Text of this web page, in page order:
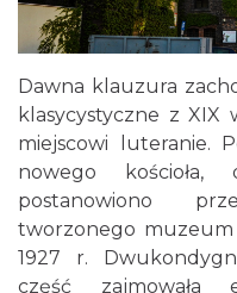
Dawna klauzura
klasycystyczne z XIX
miejscowi luteranie.
nowego kościoła,
postanowiono
tworzonego
1927 r.
część zajmowała